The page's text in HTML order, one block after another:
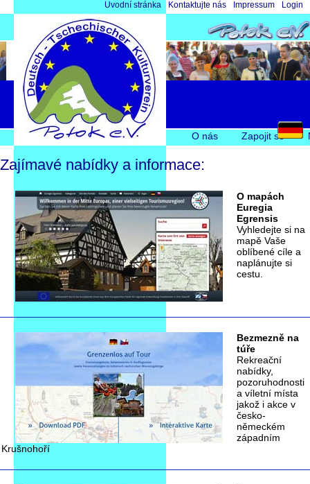
Přeskočit
navigaci
O nás Zapojit se
Přeskočit
navigaci
Login
Impressum
Kontaktujte nás
Úvodní stránka
Zajímavé nabídky a informace:
O mapách
Euregia
Egrensis
Vyhledejte si na
mapě Vaše
oblíbené cíle a
naplánujte si
cestu.
Bezmezně na
túře
Rekreační
nabídky,
pozoruhodnosti
a víletní místa
jakož i akce v
česko-
německém
západním
Krušnohoří